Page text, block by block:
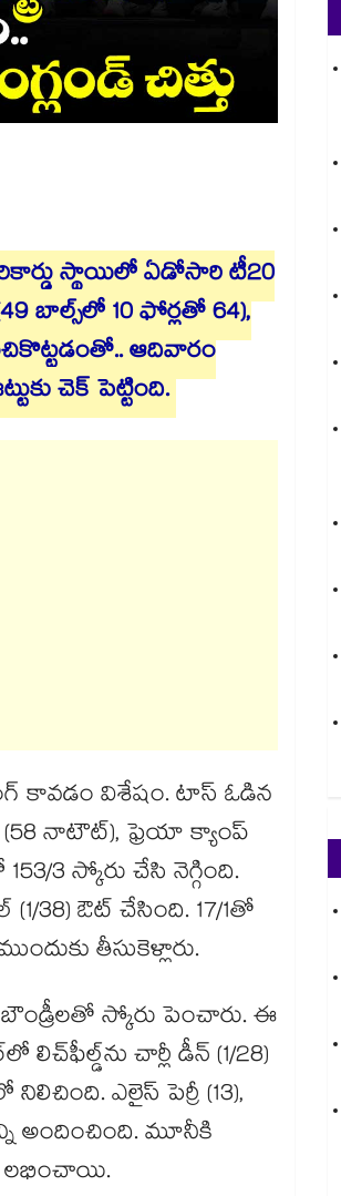
స్థాయిలో ఏడోసారి టీ20
బాల్స్‌‌లో 10 ఫోర్లతో 64),
ఆదివారం
చెక్‌‌ పెట్టింది.
కావడం విశేషం. టాస్‌‌ ఓడిన
(58 నాటౌట్‌‌), ఫ్రెయా క్యాంప్‌‌
3 స్కోరు చేసి నెగ్గింది.
38) ఔట్‌‌ చేసింది. 17/1తో
తీసుకెళ్లారు.
స్కోరు పెంచారు. ఈ
లిచ్‌‌ఫీల్డ్‌‌ను చార్లీ డీన్‌‌ (1/28)
ఎలైస్‌‌ పెర్రీ (13),
అందించింది. మూనీకి
లభించాయి.